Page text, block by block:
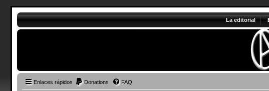
La editorial
Enlaces rápidos Donations FAQ